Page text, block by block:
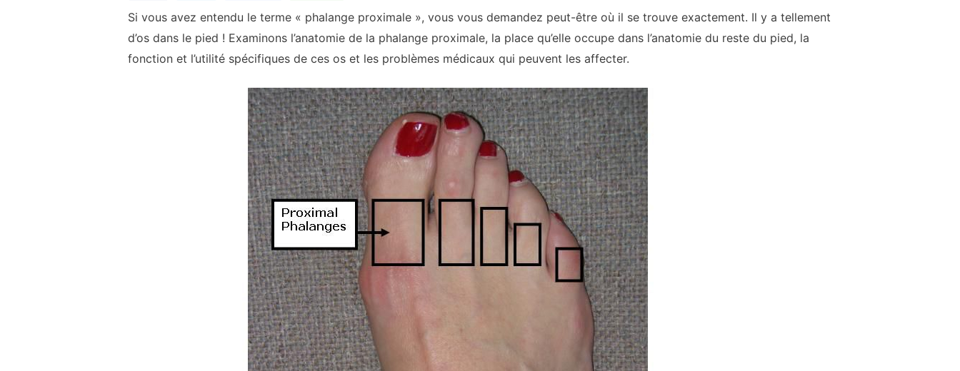
Si vous avez entendu le terme « phalange proximale », vous vous demandez peut-être où il se trouve exactement. Il y a tellement
d’os dans le pied ! Examinons l’anatomie de la phalange proximale, la place qu’elle occupe dans l’anatomie du reste du pied, la
fonction et l’utilité spécifiques de ces os et les problèmes médicaux qui peuvent les affecter.